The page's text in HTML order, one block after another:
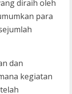
diraih oleh
para
dan
kegiatan